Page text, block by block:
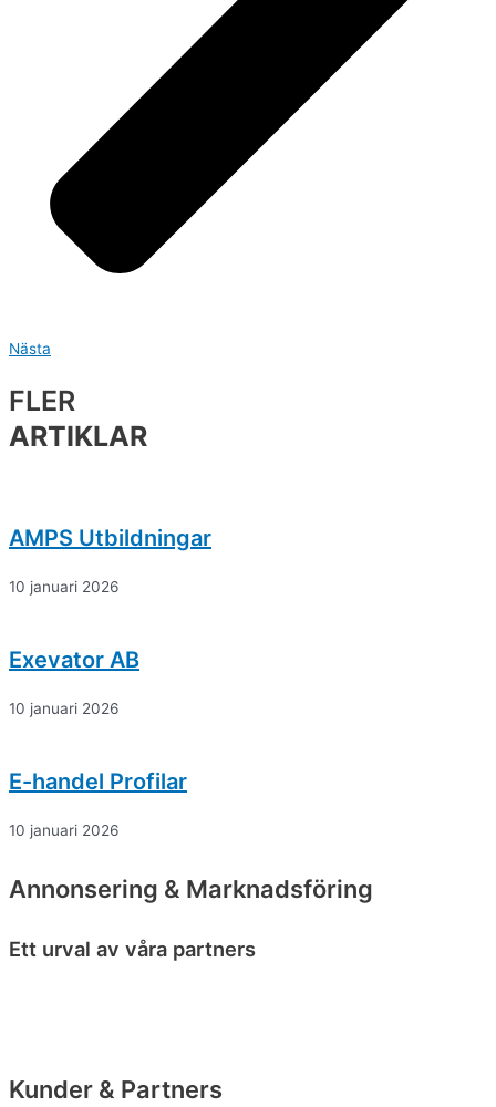
Nästa
FLER
ARTIKLAR
AMPS Utbildningar
10 januari 2026
Exevator AB
10 januari 2026
E-handel Profilar
10 januari 2026
Annonsering & Marknadsföring
Ett urval av våra partners
Kunder & Partners